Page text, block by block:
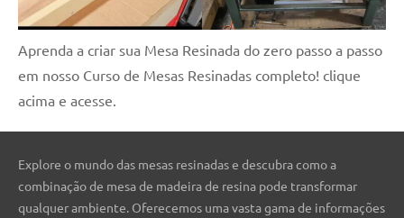
em
apresentar
as
melhores
práticas
para
criar
mesa
Aprenda a criar sua Mesa Resinada do zero passo a passo
em nosso Curso de Mesas Resinadas completo! clique
acima e acesse.
Explore o mundo das mesas resinadas e descubra como a
combinação de mesa de madeira de resina pode transformar
qualquer ambiente. Oferecemos uma vasta gama de informações